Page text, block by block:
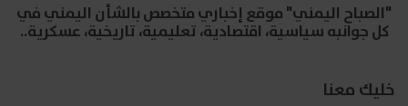
"الصباح اليمني" موقع إخباري متخصص بالشأن اليمني في
كل جوانبه سياسية، اقتصادية، تعليمية، تاريخية، عسكرية..
خليك معنا